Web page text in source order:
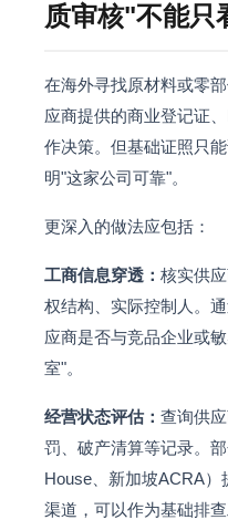
质审核"不能只
在海外寻找原材料或零
应商提供的商业登记证
作决策。但基础证照只
明"这家公司可靠"。
更深入的做法应包括：
工商信息穿透： 核实供
权结构、实际控制人。
应商是否与竞品企业或
室"。
经营状态评估： 查询供
罚、破产清算等记录。
House、新加坡ACRA
渠道，可以作为基础排查